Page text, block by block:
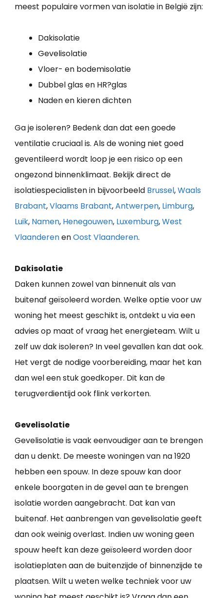
meest populaire vormen van isolatie in België zijn:
Dakisolatie
Gevelisolatie
Vloer- en bodemisolatie
Dubbel glas en HR?glas
Naden en kieren dichten
Ga je isoleren? Bedenk dan dat een goede
ventilatie cruciaal is. Als de woning niet goed
geventileerd wordt loop je een risico op een
ongezond binnenklimaat. Bekijk direct de
isolatiespecialisten in bijvoorbeeld Brussel,Waals
Brabant,Vlaams Brabant,Antwerpen, Limburg,
Luik, Namen, Henegouwen, Luxemburg,West
VlaanderenenOost Vlaanderen.
Dakisolatie
Daken kunnen zowel van binnenuit als van
buitenaf geïsoleerd worden. Welke optie voor uw
woning het meest geschikt is, ontdekt u via een
advies op maat of vraag het energieteam. Wilt u
zelf uw dak isoleren? In veel gevallen kan dat ook.
Het vergt de nodige voorbereiding, maar het kan
dan wel een stuk goedkoper. Dit kan de
terugverdientijd ook flink verkorten.
Gevelisolatie
Gevelisolatie is vaak eenvoudiger aan te brengen
dan u denkt. De meeste woningen van na 1920
hebben een spouw. In deze spouw kan door
enkele boorgaten in de gevel aan te brengen
isolatie worden aangebracht. Dat kan van
buitenaf. Het aanbrengen van gevelisolatie geeft
dan ook weinig overlast. Indien uw woning geen
spouw heeft kan deze geïsoleerd worden door
isolatieplaten aan de buitenzijde of binnenzijde te
plaatsen. Wilt u weten welke techniek voor uw